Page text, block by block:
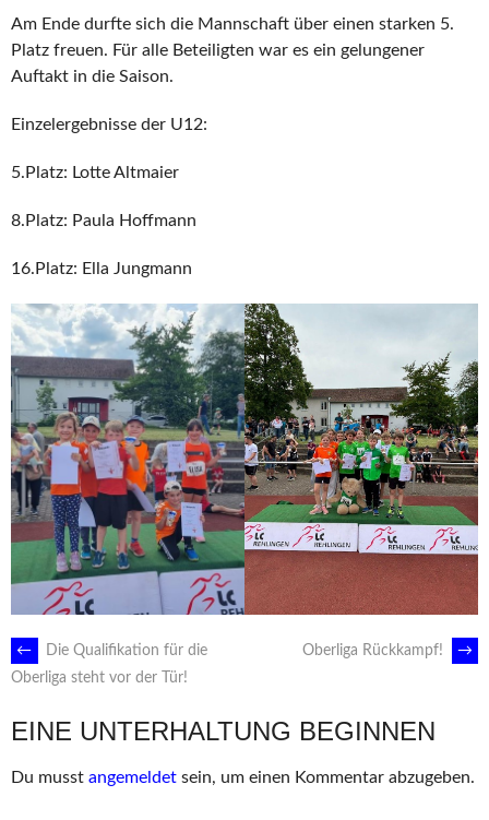
Am Ende durfte sich die Mannschaft über einen starken 5.
Platz freuen. Für alle Beteiligten war es ein gelungener
Auftakt in die Saison.
Einzelergebnisse der U12:
5.Platz: Lotte Altmaier
8.Platz: Paula Hoffmann
16.Platz: Ella Jungmann
ARTIKEL-
NAVIGATION
←
Die Qualifikation für die
Oberliga steht vor der Tür!
Oberliga Rückkampf! →
EINE UNTERHALTUNG BEGINNEN
Du musst angemeldet sein, um einen Kommentar abzugeben.